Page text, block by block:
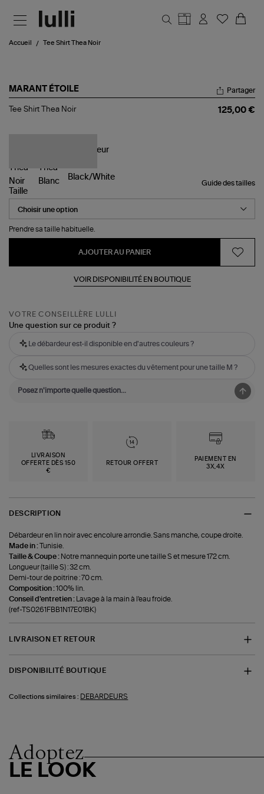
Accueil Tee Shirt Thea Noir
MARANT ÉTOILE
Tee
Partager
Tee Shirt Thea Noir 125,00 €
Guide des tailles
Taille
Prendre sa taille habituelle.
AJOUTER AU PANIER
VOIR DISPONIBILITÉ EN BOUTIQUE
VOTRE CONSEILLÈRE LULLI
Une question sur ce produit ?
Le débardeur est-il disponible en d'autres couleurs ?
Quelles sont les mesures exactes du vêtement pour une taille M ?
LIVRAISON
OFFERTE DÈS 150
€
RETOUR OFFERT
PAIEMENT EN
3X,4X
DESCRIPTION
Débardeur en lin noir avec encolure arrondie. Sans manche, coupe droite.
Made in :
Tunisie.
Taille & Coupe : Notre mannequin porte une taille S et mesure 172 cm.
Longueur (taille S) : 32 cm.
Demi-tour de poitrine : 70 cm.
Composition :100% lin.
Conseil d'entretien :
Lavage à la main à l'eau froide.
(ref-TS0261FBB1N17E01BK)
LIVRAISON ET RETOUR
DISPONIBILITÉ BOUTIQUE
Collections similaires : DEBARDEURS
Adoptez
LE LOOK